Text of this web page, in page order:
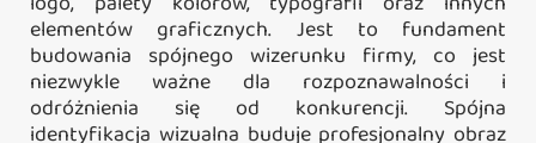
elementów graficznych. Jest to fundament
budowania spójnego wizerunku firmy, co jest
niezwykle ważne dla rozpoznawalności i
odróżnienia się od konkurencji. Spójna
identyfikacja wizualna buduje profesjonalny obraz